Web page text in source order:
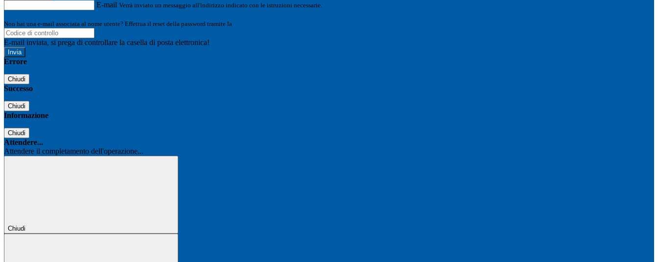
E-mail Verrà inviato un messaggio all'indirizzo indicato con le istruzioni necessarie.
Non hai una e-mail associata al nome utente? Effettua il reset della password tramite la
E-mail inviata, si prega di controllare la casella di posta elettronica!
Errore
Chiudi
Successo
Chiudi
Informazione
Chiudi
Attendere...
Attendere il completamento dell'operazione...
Chiudi